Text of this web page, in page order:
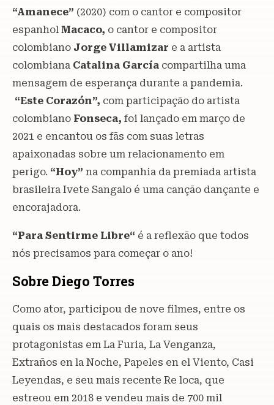
“Amanece” (2020) com o cantor e compositor
espanhol Macaco, o cantor e compositor
colombiano Jorge Villamizar e a artista
colombiana Catalina García compartilha uma
mensagem de esperança durante a pandemia.
“Este Corazón”, com participação do artista
colombiano Fonseca, foi lançado em março de
2021 e encantou os fãs com suas letras
apaixonadas sobre um relacionamento em
perigo. “Hoy” na companhia da premiada artista
brasileira Ivete Sangalo é uma canção dançante e
encorajadora.
“Para Sentirme Libre“ é a reflexão que todos
nós precisamos para começar o ano!
Sobre Diego Torres
Como ator, participou de nove filmes, entre os
quais os mais destacados foram seus
protagonistas em La Furia, La Venganza,
Extraños en la Noche, Papeles en el Viento, Casi
Leyendas, e seu mais recente Re loca, que
estreou em 2018 e vendeu mais de 700 mil